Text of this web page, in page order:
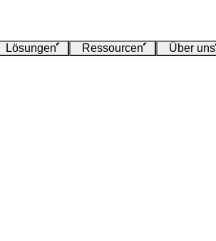
Lösungen Ressourcen Über uns